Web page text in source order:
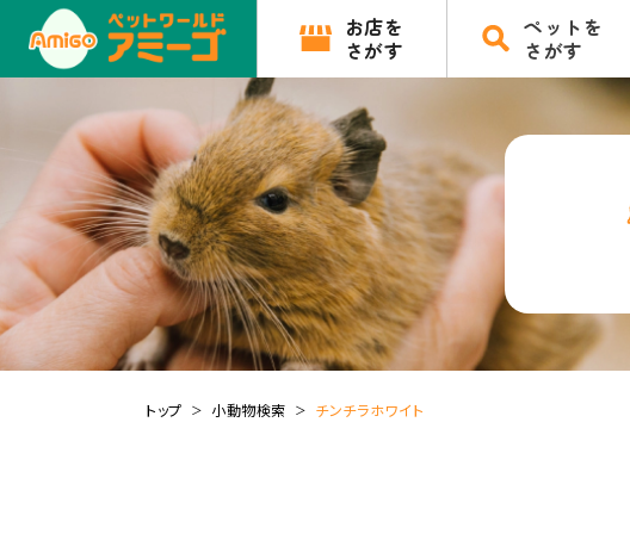
お店を
さがす
ペットを
さがす
トップ 小動物検索 チンチラホワイト